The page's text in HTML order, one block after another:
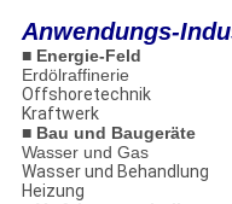
Anwendungs-
■ Energie-Feld
Erdölraffinerie
Offshoretechnik
Kraftwerk
■ Bau und Baugeräte
Wasser und Gas
Wasser und Behandlung
Heizung